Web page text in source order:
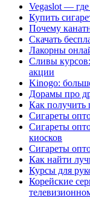
Vegaslot —
Купить
Почему
Скачать
Лакорны
Сливы
акции
Kinogo:
Дорамы про
Как получить
Сигареты
Сигареты
киосков
Сигареты
Как найти
Курсы для
Корейские